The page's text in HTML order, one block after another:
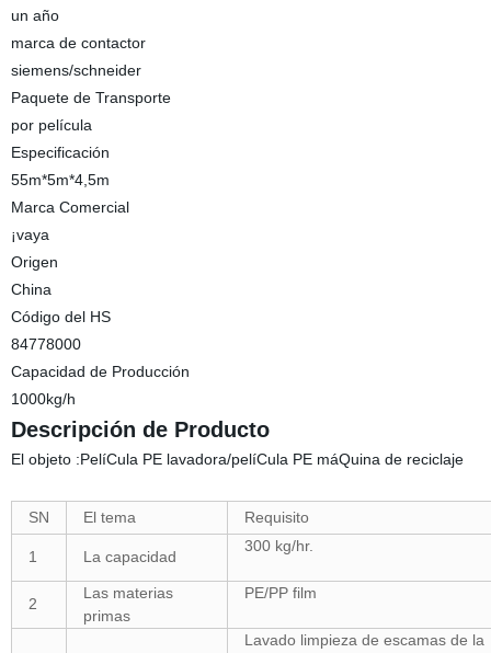
un año
marca de contactor
siemens/schneider
Paquete de Transporte
por película
Especificación
55m*5m*4,5m
Marca Comercial
¡vaya
Origen
China
Código del HS
84778000
Capacidad de Producción
1000kg/h
Descripción de Producto
El objeto :PelíCula PE lavadora/pelíCula PE máQuina de reciclaje
SN El tema Requisito
1 La capacidad
300 kg/hr.
2
Las materias
primas
PE/PP film
Lavado limpieza de escamas de la